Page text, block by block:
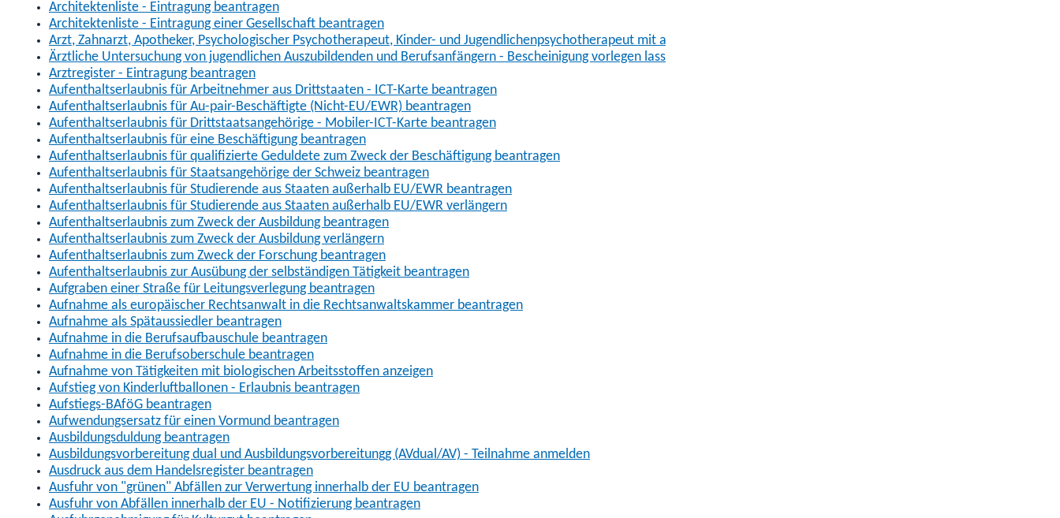
Architektenliste - Eintragung beantragen
Architektenliste - Eintragung einer Gesellschaft beantragen
Arzt, Zahnarzt, Apotheker, Psychologischer Psychotherapeut, Kinder- und Jugendlichenpsychotherapeut mit ausländischer Berufsausbildung – Approbation beantragen
Ärztliche Untersuchung von jugendlichen Auszubildenden und Berufsanfängern - Bescheinigung vorlegen lassen
Arztregister - Eintragung beantragen
Aufenthaltserlaubnis für Arbeitnehmer aus Drittstaaten - ICT-Karte beantragen
Aufenthaltserlaubnis für Au-pair-Beschäftigte (Nicht-EU/EWR) beantragen
Aufenthaltserlaubnis für Drittstaatsangehörige - Mobiler-ICT-Karte beantragen
Aufenthaltserlaubnis für eine Beschäftigung beantragen
Aufenthaltserlaubnis für qualifizierte Geduldete zum Zweck der Beschäftigung beantragen
Aufenthaltserlaubnis für Staatsangehörige der Schweiz beantragen
Aufenthaltserlaubnis für Studierende aus Staaten außerhalb EU/EWR beantragen
Aufenthaltserlaubnis für Studierende aus Staaten außerhalb EU/EWR verlängern
Aufenthaltserlaubnis zum Zweck der Ausbildung beantragen
Aufenthaltserlaubnis zum Zweck der Ausbildung verlängern
Aufenthaltserlaubnis zum Zweck der Forschung beantragen
Aufenthaltserlaubnis zur Ausübung der selbständigen Tätigkeit beantragen
Aufgraben einer Straße für Leitungsverlegung beantragen
Aufnahme als europäischer Rechtsanwalt in die Rechtsanwaltskammer beantragen
Aufnahme als Spätaussiedler beantragen
Aufnahme in die Berufsaufbauschule beantragen
Aufnahme in die Berufsoberschule beantragen
Aufnahme von Tätigkeiten mit biologischen Arbeitsstoffen anzeigen
Aufstieg von Kinderluftballonen - Erlaubnis beantragen
Aufstiegs-BAföG beantragen
Aufwendungsersatz für einen Vormund beantragen
Ausbildungsduldung beantragen
Ausbildungsvorbereitung dual und Ausbildungsvorbereitungg (AVdual/AV) - Teilnahme anmelden
Ausdruck aus dem Handelsregister beantragen
Ausfuhr von "grünen" Abfällen zur Verwertung innerhalb der EU beantragen
Ausfuhr von Abfällen innerhalb der EU - Notifizierung beantragen